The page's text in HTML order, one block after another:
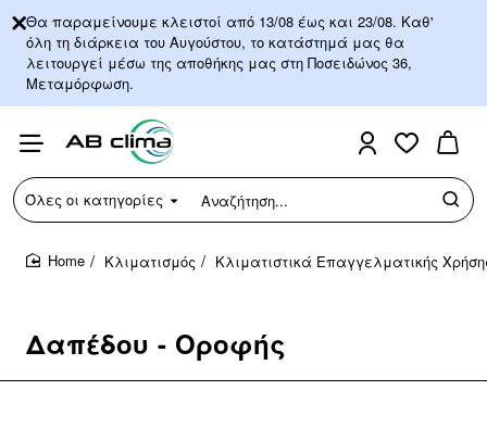
Θα παραμείνουμε κλειστοί από 13/08 έως και 23/08. Καθ'
όλη τη διάρκεια του Αυγούστου, το κατάστημά μας θα
λειτουργεί μέσω της αποθήκης μας στη Ποσειδώνος 36,
Μεταμόρφωση.
Όλες οι κατηγορίες
Αναζήτηση...
Δαπέδου - Οροφής
Κλιματισμός Κλιματιστικά Επαγγελματικής